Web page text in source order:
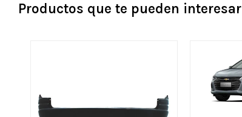
Productos que te pueden interesar